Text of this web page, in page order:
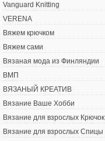
Vanguard Knitting
VERENA
Вяжем крючком
Вяжем сами
Вязаная мода из Финляндии
ВМП
ВЯЗАНЫЙ КРЕАТИВ
Вязание Ваше Хобби
Вязание для взрослых Крючок
Вязание для взрослых Спицы